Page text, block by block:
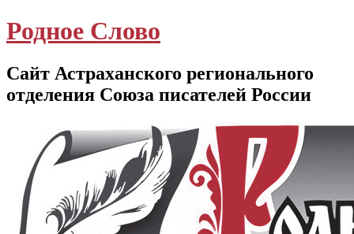
Родное Слово
Сайт Астраханского регионального
отделения Союза писателей России